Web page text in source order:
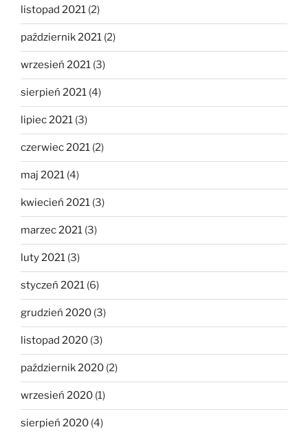
listopad 2021 (2)
październik 2021 (2)
wrzesień 2021 (3)
sierpień 2021 (4)
lipiec 2021 (3)
czerwiec 2021 (2)
maj 2021 (4)
kwiecień 2021 (3)
marzec 2021 (3)
luty 2021 (3)
styczeń 2021 (6)
grudzień 2020 (3)
listopad 2020 (3)
październik 2020 (2)
wrzesień 2020 (1)
sierpień 2020 (4)